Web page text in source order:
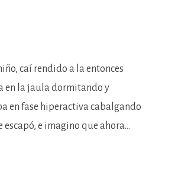
caí rendido a la entonces
en la jaula dormitando y
en fase hiperactiva cabalgando
escapó, e imagino que ahora…